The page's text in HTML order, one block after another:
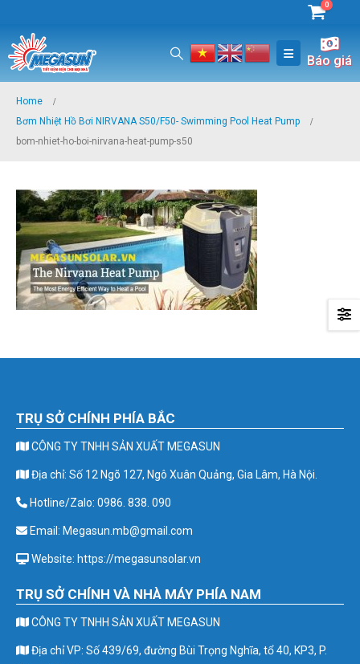
0
Báo giá
Home
Bơm Nhiệt Hồ Bơi NIRVANA S50/F50- Swimming Pool Heat Pump
bom-nhiet-ho-boi-nirvana-heat-pump-s50
TRỤ SỞ CHÍNH PHÍA BẮC
CÔNG TY TNHH SẢN XUẤT MEGASUN
Địa chỉ: Số 12 Ngõ 127, Ngô Xuân Quảng, Gia Lâm, Hà Nội.
Hotline/Zalo: 0986. 838. 090
Email: Megasun.mb@gmail.com
Website: https://megasunsolar.vn
TRỤ SỞ CHÍNH VÀ NHÀ MÁY PHÍA NAM
CÔNG TY TNHH SẢN XUẤT MEGASUN
Địa chỉ VP: Số 439/69, đường Bùi Trọng Nghĩa, tổ 40, KP3, P.